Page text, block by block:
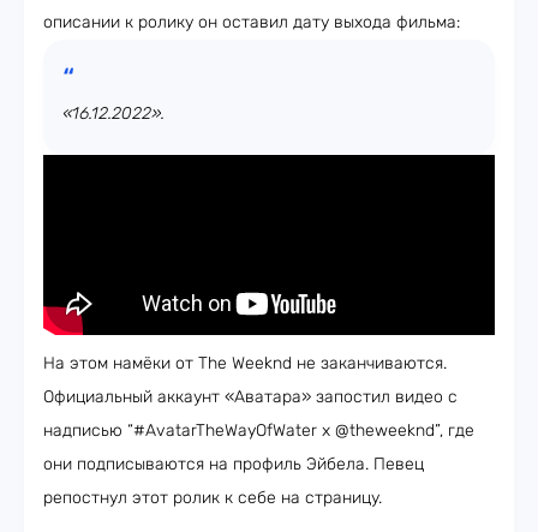
описании к ролику он оставил дату выхода фильма:
«16.12.2022».
На этом намёки от The Weeknd не заканчиваются.
Официальный аккаунт «Аватара» запостил видео с
надписью “#AvatarTheWayOfWater x @theweeknd”, где
они подписываются на профиль Эйбела. Певец
репостнул этот ролик к себе на страницу.